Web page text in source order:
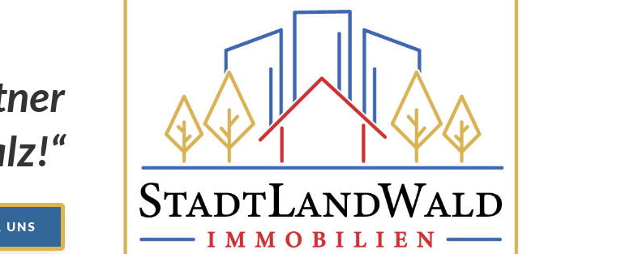
UNS